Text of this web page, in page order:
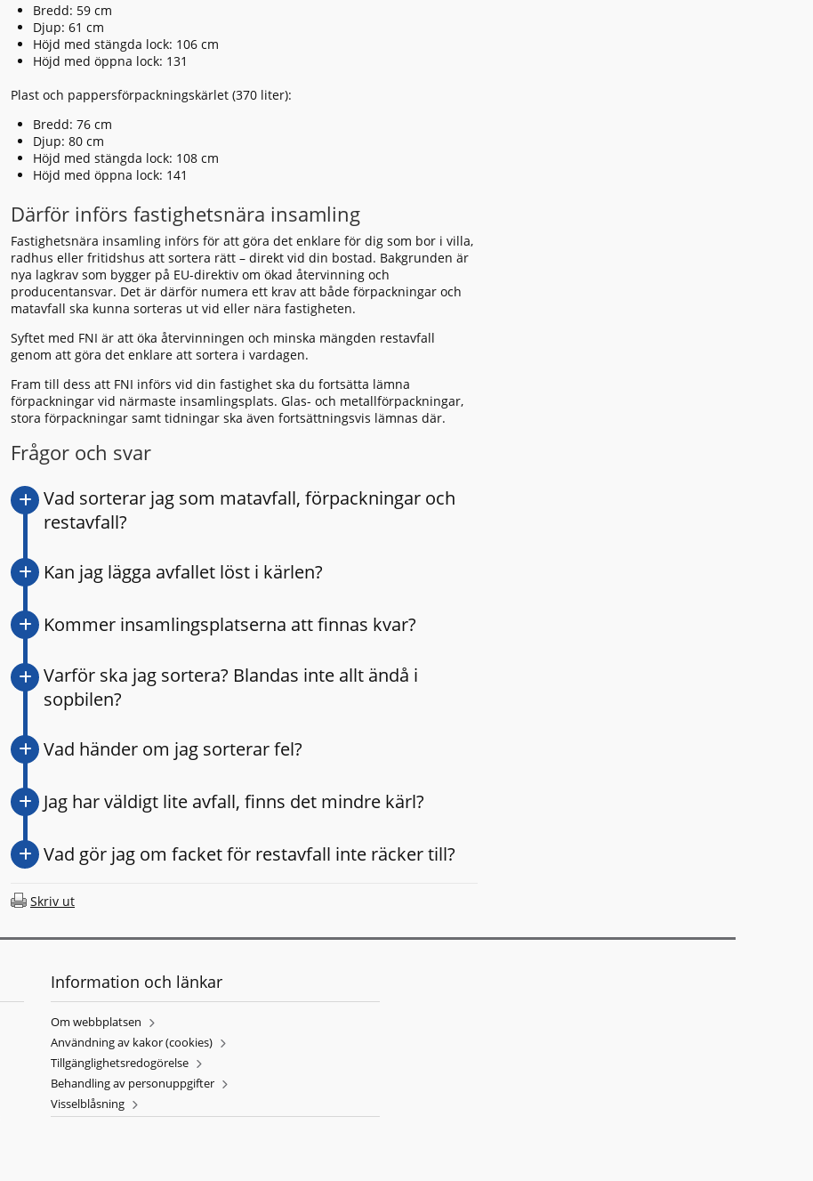
Bredd: 59 cm
Djup: 61 cm
Höjd med stängda lock: 106 cm
Höjd med öppna lock: 131
Plast och pappersförpackningskärlet (370 liter):
Bredd: 76 cm
Djup: 80 cm
Höjd med stängda lock: 108 cm
Höjd med öppna lock: 141
Därför införs fastighetsnära insamling
Fastighetsnära insamling införs för att göra det enklare för dig som bor i villa,
radhus eller fritidshus att sortera rätt – direkt vid din bostad. Bakgrunden är
nya lagkrav som bygger på EU-direktiv om ökad återvinning och
producentansvar. Det är därför numera ett krav att både förpackningar och
matavfall ska kunna sorteras ut vid eller nära fastigheten.
Syftet med FNI är att öka återvinningen och minska mängden restavfall
genom att göra det enklare att sortera i vardagen.
Fram till dess att FNI införs vid din fastighet ska du fortsätta lämna
förpackningar vid närmaste insamlingsplats. Glas- och metallförpackningar,
stora förpackningar samt tidningar ska även fortsättningsvis lämnas där.
Frågor och svar
Vad sorterar jag som matavfall, förpackningar och
restavfall?
Kan jag lägga avfallet löst i kärlen?
Kommer insamlingsplatserna att finnas kvar?
Varför ska jag sortera? Blandas inte allt ändå i
sopbilen?
Vad händer om jag sorterar fel?
Jag har väldigt lite avfall, finns det mindre kärl?
Vad gör jag om facket för restavfall inte räcker till?
Skriv ut
Information och länkar
Om webbplatsen
Användning av kakor (cookies)
Tillgänglighetsredogörelse
Behandling av personuppgifter
Visselblåsning